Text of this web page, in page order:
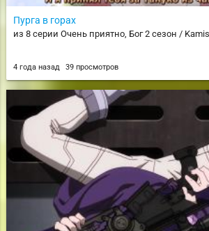
Пурга в горах
из 8 серии Очень приятно, Бог 2 сезон /
4 года назад 39 просмотров